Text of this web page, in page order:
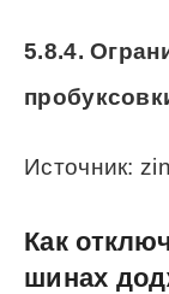
5.8.4.
Источник:
Как
шинах